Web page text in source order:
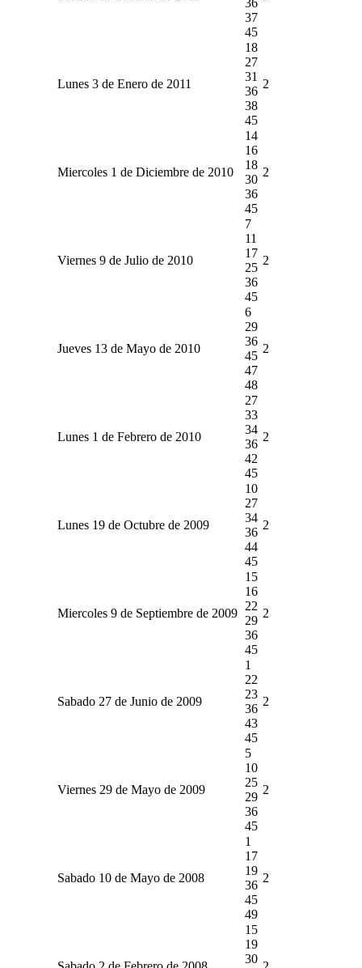
37
45
Lunes 3 de Enero de 2011
18
27
31
36
38
45
2
Miercoles 1 de Diciembre de 2010
14
16
18
30
36
45
2
Viernes 9 de Julio de 2010
7
11
17
25
36
45
2
Jueves 13 de Mayo de 2010
6
29
36
45
47
48
2
Lunes 1 de Febrero de 2010
27
33
34
36
42
45
2
Lunes 19 de Octubre de 2009
10
27
34
36
44
45
2
Miercoles 9 de Septiembre de 2009
15
16
22
29
36
45
2
Sabado 27 de Junio de 2009
1
22
23
36
43
45
2
Viernes 29 de Mayo de 2009
5
10
25
29
36
45
2
Sabado 10 de Mayo de 2008
1
17
19
36
45
49
2
15
19
30